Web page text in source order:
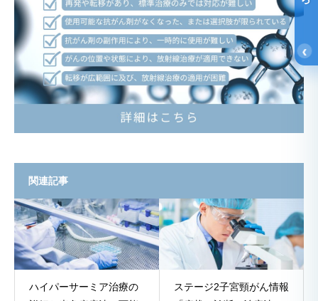
関連記事
ハイパーサーミア治療の
ステージ2子宮頸がん情報
‹